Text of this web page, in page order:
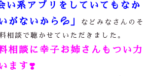
い系アプリをしていてもなか
がないから 💦 」
などみなさんのそ
相談で聴かせていただきました。
相談に幸子お姉さんもつい力
ます❣️